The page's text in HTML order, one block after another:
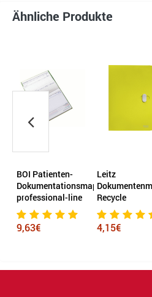
Ähnliche Produkte
BOI Patienten-
Dokumentationsmappe
professional-line
9,63€
Leitz
Recycle
4,15€